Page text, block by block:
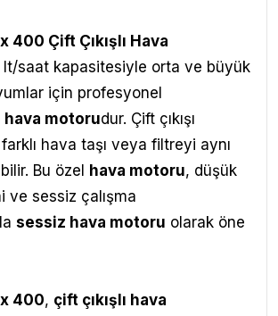
400 Çift Çıkışlı Hava
saat kapasitesiyle orta ve büyük
için profesyonel
hava motorudur. Çift çıkışı
hava taşı veya filtreyi aynı
Bu özel
hava motoru, düşük
ve sessiz çalışma
sessiz hava motoru olarak öne
400, çift çıkışlı hava